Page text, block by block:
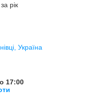
рік
Україна
17:00